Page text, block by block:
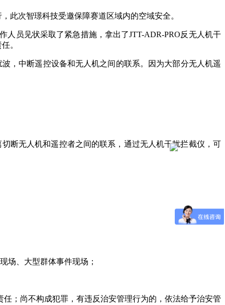
此次智璟科技受邀保障赛道区域内的空域安全。
员见状采取了紧急措施，拿出了JTT-ADR-PRO反无人机干
。
，中断遥控设备和无人机之间的联系。因为大部分无人机遥
断无人机和遥控者之间的联系，通过无人机干扰拦截仪，可
场、大型群体事件现场；
；尚不构成犯罪，有违反治安管理行为的，依法给予治安管